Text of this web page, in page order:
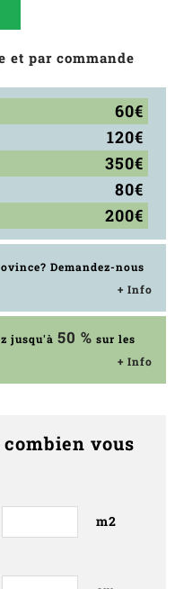
par commande
60€
120€
350€
80€
200€
Demandez-nous
+ Info
jusqu'à 50 % sur les
+ Info
vous
m2